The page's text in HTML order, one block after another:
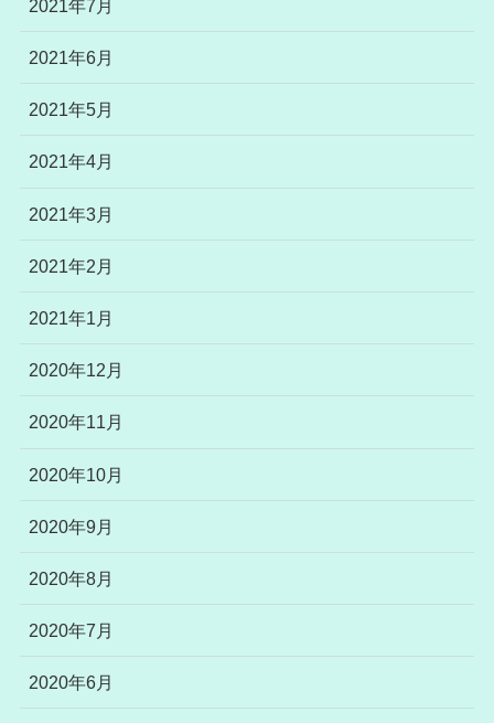
2021年7月
2021年6月
2021年5月
2021年4月
2021年3月
2021年2月
2021年1月
2020年12月
2020年11月
2020年10月
2020年9月
2020年8月
2020年7月
2020年6月